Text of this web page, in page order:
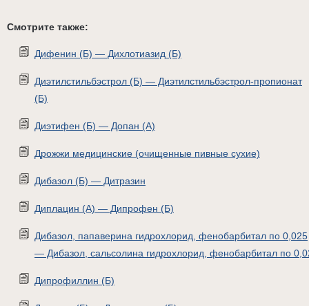
Смотрите также:
Дифенин (Б) — Дихлотиазид (Б)
Диэтилстильбэстрол (Б) — Диэтилстильбэстрол-пропионат
(Б)
Диэтифен (Б) — Допан (А)
Дрожжи медицинские (очищенные пивные сухие)
Дибазол (Б) — Дитразин
Диплацин (А) — Дипрофен (Б)
Дибазол, папаверина гидрохлорид, фенобарбитал по 0,025
— Дибазол, сальсолина гидрохлорид, фенобарбитал по
Дипрофиллин (Б)